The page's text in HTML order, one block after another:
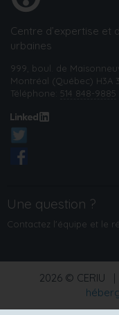
Centre d’expertise et
urbaines
999, boul. de
Montréal (Québec) H3A
Téléphone: 514 848-9885
Une question ?
Contactez l'équipe et le
2026 © CERIU